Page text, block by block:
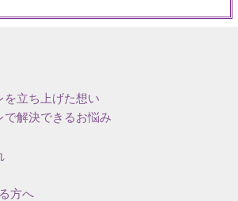
を立ち上げた想い
で解決できるお悩み
方へ